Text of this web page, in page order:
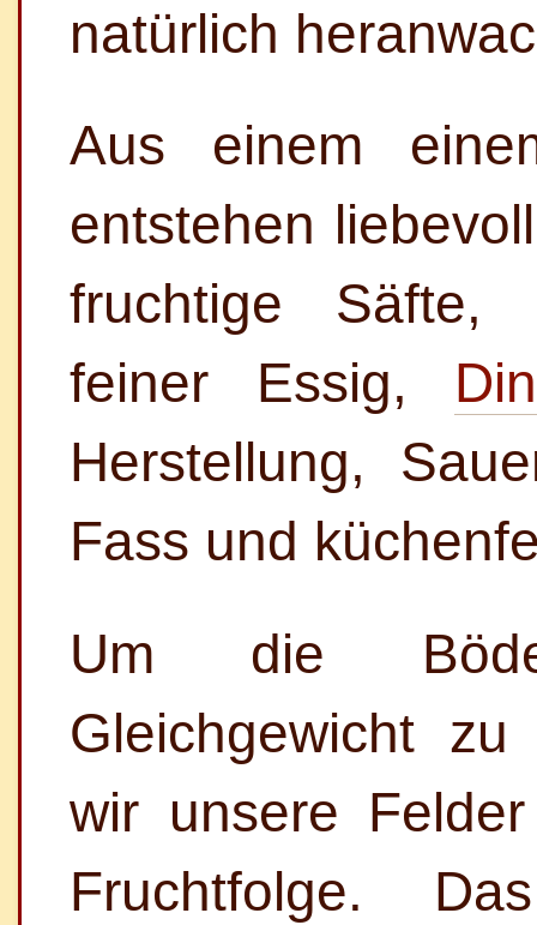
natürlich
Aus einem
entstehen
fruchtige Säfte,
feiner Essig,
Herstellung,
Fass und
Um die
Gleichgewicht
wir unsere
Fruchtfolge.